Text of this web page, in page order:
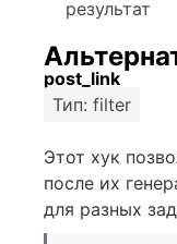
результат
post_link
Тип: filter
Этот хук
после их
для разных